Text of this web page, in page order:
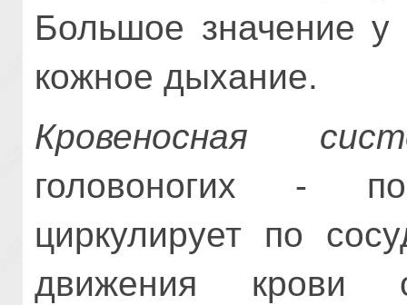
Большое значение у
кожное дыхание.
Кровеносная
головоногих -
циркулирует по
движения крови